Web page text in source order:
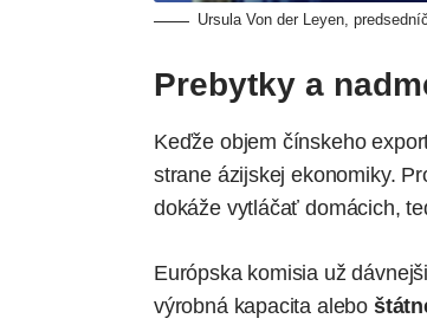
Ursula Von der Leyen,
Prebytky a
Keďže objem čínskeho
strane ázijskej ekonomiky.
dokáže vytláčať domácich,
Európska komisia už
výrobná kapacita alebo